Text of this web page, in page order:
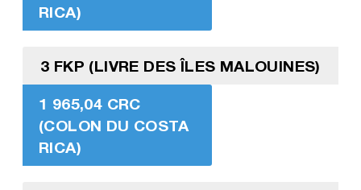
RICA)
3 FKP (LIVRE DES ÎLES MALOUINES)
1 965,04 CRC
(COLON DU COSTA
RICA)